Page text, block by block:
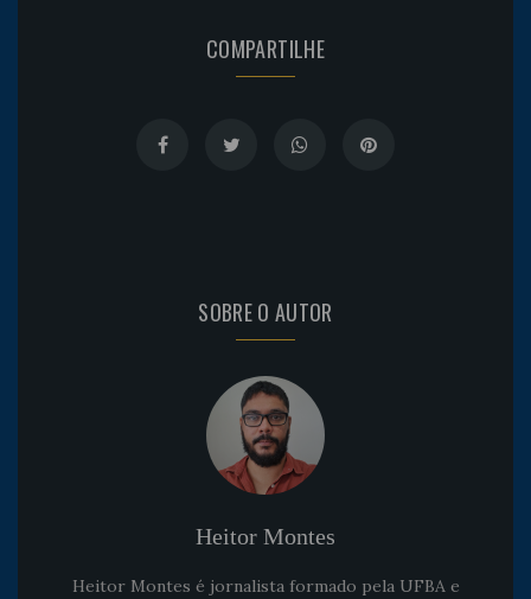
COMPARTILHE
SOBRE O AUTOR
Heitor Montes
Heitor Montes é jornalista formado pela UFBA e